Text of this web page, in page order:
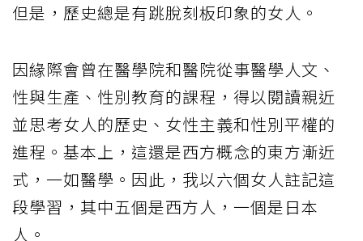
但是，歷史總是有跳脫刻板印象的女人。
因緣際會曾在醫學院和醫院從事醫學人文、
性與生產、性別教育的課程，得以閱讀親近
並思考女人的歷史、女性主義和性別平權的
進程。基本上，這還是西方概念的東方漸近
式，一如醫學。因此，我以六個女人註記這
段學習，其中五個是西方人，一個是日本
人。